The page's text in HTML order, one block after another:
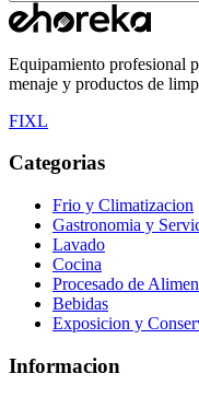
Equipamiento profesional
menaje y productos de
FIXL
Categorias
Frio y Climatizacion
Gastronomia y
Lavado
Cocina
Procesado de
Bebidas
Exposicion y
Informacion